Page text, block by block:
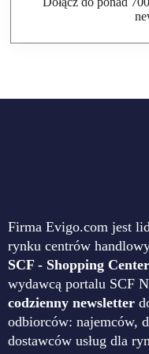
Firma Evigo.com jest
rynku centrów
SCF - Shopping
wydawcą portalu SCF
codzienny newsletter
odbiorców: najemców,
dostawców usług dla